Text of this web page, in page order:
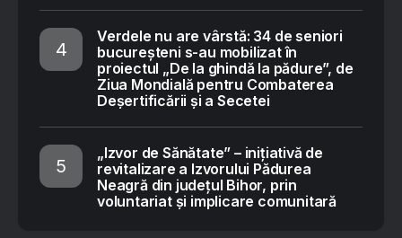
Verdele nu are vârstă: 34 de seniori
bucureșteni s-au mobilizat în
proiectul „De la ghindă la pădure”, de
Ziua Mondială pentru Combaterea
Deșertificării și a Secetei
„Izvor de Sănătate” – inițiativă de
revitalizare a Izvorului Pădurea
Neagră din județul Bihor, prin
voluntariat și implicare comunitară